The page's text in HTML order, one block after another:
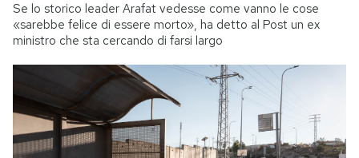
Se lo storico leader Arafat vedesse come vanno le cose
«sarebbe felice di essere morto», ha detto al Post un ex
ministro che sta cercando di farsi largo